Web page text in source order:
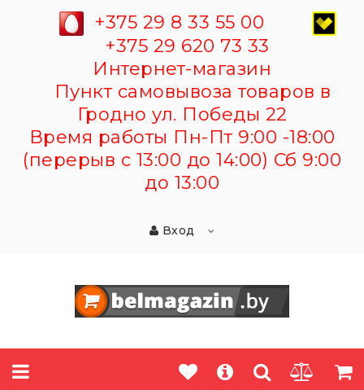
+375 29 8 33 55 00
+375 29 620 73 33
Интернет-магазин
Пункт самовывоза товаров в
Гродно ул. Победы 22
Время работы Пн-Пт 9:00 -18:00
(перерыв с 13:00 до 14:00) Сб 9:00
до 13:00
Вход